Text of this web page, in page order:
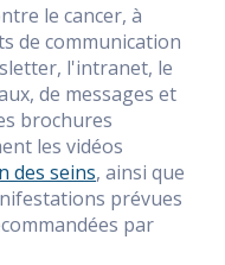
le cancer, à
de communication
l'intranet, le
de messages et
brochures
les vidéos
des seins, ainsi que
prévues
par